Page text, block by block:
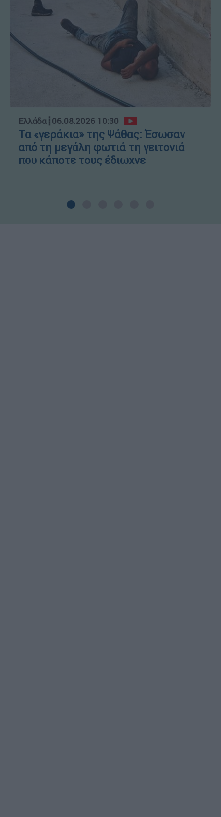
Ελλάδα┋06.08.2026 10:30
Τα «γεράκια» της Ψάθας: Έσωσαν
από τη μεγάλη φωτιά τη γειτονιά
που κάποτε τους έδιωχνε